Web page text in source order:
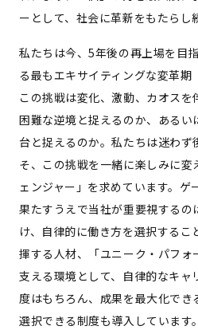
ーとして、社会に革新をもたらし
私たちは今、5年後の再上場を目
る最もエキサイティングな変革期
この挑戦は変化、激動、カオス
困難な逆境と捉えるのか、ある
台と捉えるのか。私たちは迷わず
そ、この挑戦を一緒に楽しみに
ェンジャー」を求めています。ゲ
果たすうえで当社が重要視する
け、自律的に働き方を選択する
揮する人材、「ユニーク・パフォ
支える環境として、自律的なキャ
度はもちろん、成果を最大化で
選択できる制度も導入しています。